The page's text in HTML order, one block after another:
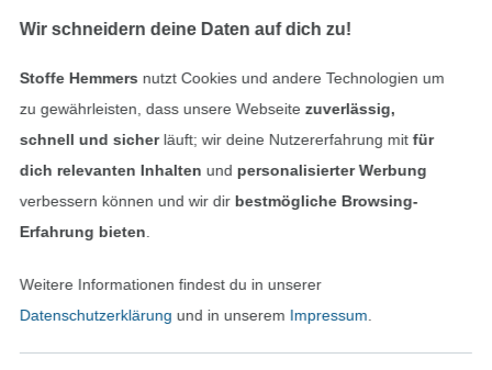
Unsere Versandpartner
Impressum
In den deutschen Shop wechseln (aktuell
Wir schneidern deine Daten auf dich zu!
Stoffe Hemmers nutzt Cookies und andere Technologien um
zu gewährleisten, dass unsere Webseite zuverlässig,
schnell und sicherläuft; wir deine Nutzererfahrung mitfür
dich relevanten Inhalten und personalisierter Werbung
verbessern können und wir dir bestmögliche Browsing-
Erfahrung bieten
Weitere Informationen findest du in unserer
Datenschutzerklärung und in unserem Impressum